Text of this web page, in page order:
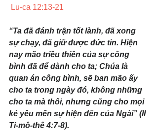
Lu-ca 12:13-21
“Ta đã đánh trận tốt lành, đã xong
sự chạy, đã giữ được đức tin. Hiện
nay mão triều thiên của sự công
bình đã để dành cho ta; Chúa là
quan án công bình, sẽ ban mão ấy
cho ta trong ngày đó, không những
cho ta mà thôi, nhưng cũng cho mọi
kẻ yêu mến sự hiện đến của Ngài” (II
Ti-mô-thê 4:7-8).